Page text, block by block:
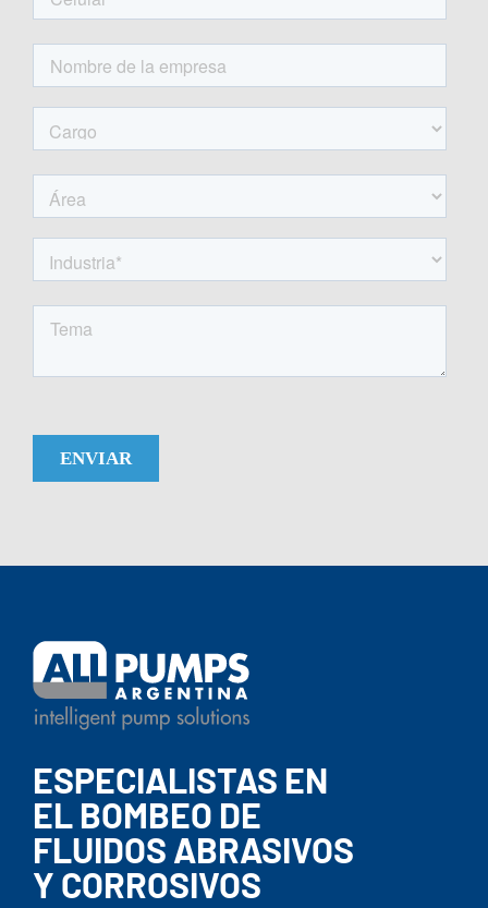
ESPECIALISTAS EN
EL BOMBEO DE
FLUIDOS ABRASIVOS
Y CORROSIVOS